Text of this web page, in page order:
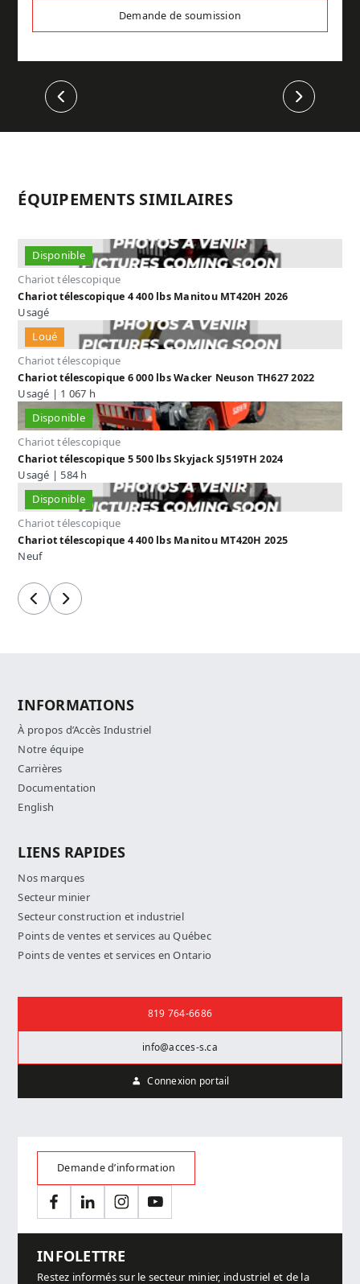
Demande de soumission
Précédent Suivant
ÉQUIPEMENTS SIMILAIRES
Disponible
Chariot télescopique
Chariot télescopique 4 400 lbs Manitou MT420H 2026
Usagé
Loué
Chariot télescopique
Chariot télescopique 6 000 lbs Wacker Neuson TH627 2022
Usagé | 1 067 h
Disponible
Chariot télescopique
Chariot télescopique 5 500 lbs Skyjack SJ519TH 2024
Usagé | 584 h
Disponible
Chariot télescopique
Chariot télescopique 4 400 lbs Manitou MT420H 2025
Neuf
PrécédentSuivant
INFORMATIONS
À propos d’Accès Industriel
Notre équipe
Carrières
Documentation
English
LIENS RAPIDES
Nos marques
Secteur minier
Secteur construction et industriel
Points de ventes et services au Québec
Points de ventes et services en Ontario
819 764-6686
info@acces-s.ca
Connexion portail
Demande d’information
FacebookLinkedInInstagramYouTube
INFOLETTRE
Restez informés sur le secteur minier, industriel et de la